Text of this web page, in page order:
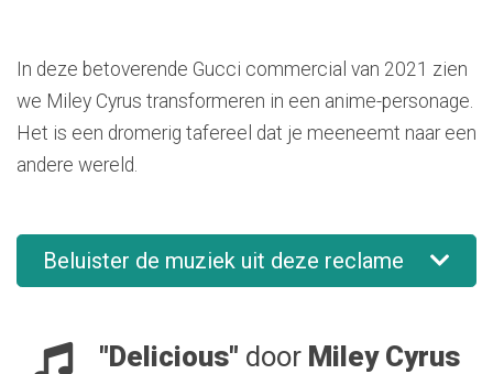
In deze betoverende Gucci commercial van 2021 zien
we Miley Cyrus transformeren in een anime-personage.
Het is een dromerig tafereel dat je meeneemt naar een
andere wereld.
Beluister de muziek uit deze reclame
"Delicious" door Miley Cyrus